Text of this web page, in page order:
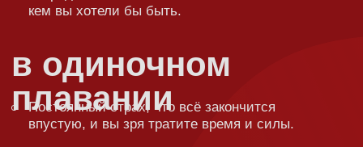
выбраться, и будущее кажется туманным.
вы всё равно мечтаете о тепле и близости.